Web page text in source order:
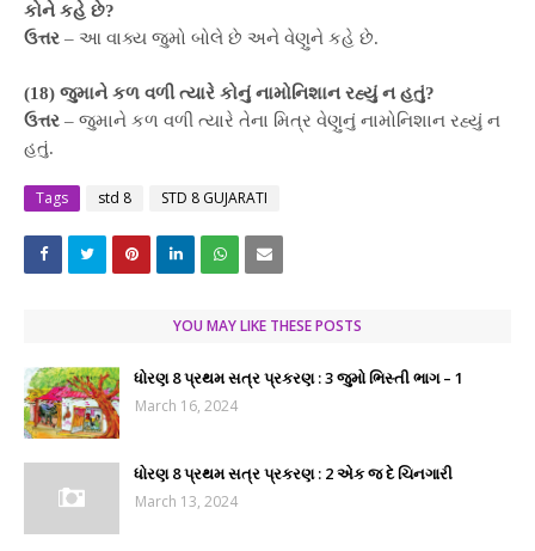
કોને કહે છે?
ઉત્તર – આ વાક્ય જુમો બોલે છે અને વેણુને કહે છે.
(18) જુમાને કળ વળી ત્યારે કોનું નામોનિશાન રહ્યું ન હતું?
ઉત્તર – જુમાને કળ વળી ત્યારે તેના મિત્ર વેણુનું નામોનિશાન રહ્યું ન
હતું.
Tags std 8 STD 8 GUJARATI
YOU MAY LIKE THESE POSTS
ધોરણ 8 પ્રથમ સત્ર પ્રકરણ : 3 જુમો ભિસ્તી ભાગ – 1
March 16, 2024
ધોરણ 8 પ્રથમ સત્ર પ્રકરણ : 2 એક જ દે ચિનગારી
March 13, 2024